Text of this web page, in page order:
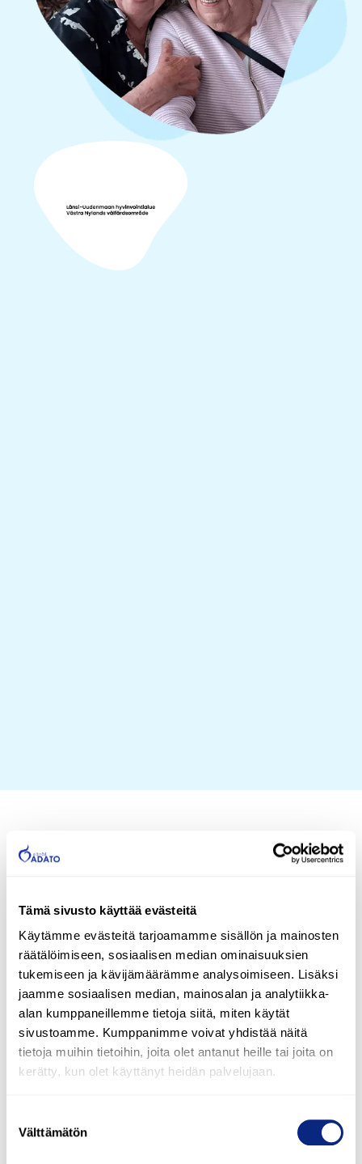
Tämä sivusto käyttää evästeitä
Käytämme evästeitä tarjoamamme sisällön ja mainosten
räätälöimiseen, sosiaalisen median ominaisuuksien
tukemiseen ja kävijämäärämme analysoimiseen. Lisäksi
jaamme sosiaalisen median, mainosalan ja analytiikka-
alan kumppaneillemme tietoja siitä, miten käytät
sivustoamme. Kumppanimme voivat yhdistää näitä
tietoja muihin tietoihin, joita olet antanut heille tai joita on
kerätty, kun olet käyttänyt heidän palvelujaan.
valinta
Välttämätön
Henkilökohtainen apu
yli 15 vuoden
kokemuksella Adatolla